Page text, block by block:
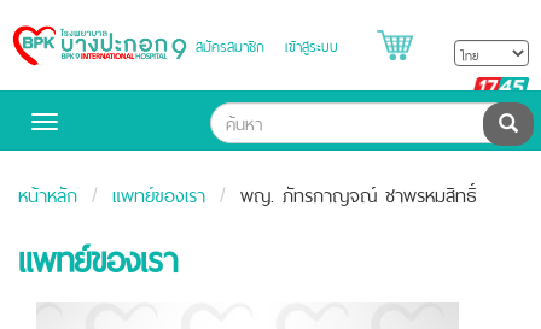
Bangpakok
Hospital
สมัครสมาชิก เข้าสู่ระบบ
Toggle
ค้น
หน้าหลัก แพทย์ของเรา พญ. ภัทรกาญจณ์ ชาพรหมสิทธิ์
แพทย์ของเรา